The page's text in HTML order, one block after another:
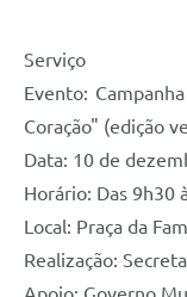
Serviço
Evento:
Coração" (edição
Data: 10 de
Horário: Das 9h30
Local: Praça da
Realização: